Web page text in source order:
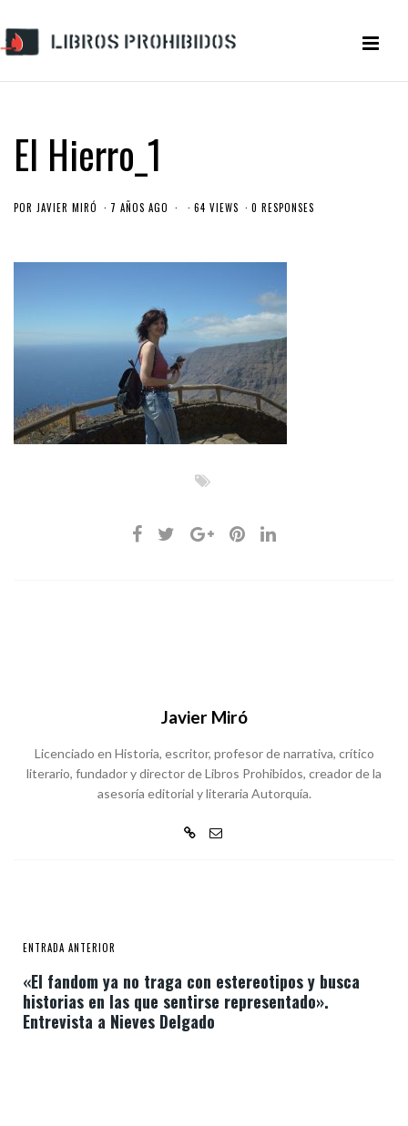
El Hierro_1
POR JAVIER MIRÓ 7 AÑOS AGO 64 VIEWS 0 RESPONSES
Javier Miró
Licenciado en Historia, escritor, profesor de narrativa, crítico
literario, fundador y director de Libros Prohibidos, creador de la
asesoría editorial y literaria Autorquía.
ENTRADA ANTERIOR
«El fandom ya no traga con estereotipos y busca
historias en las que sentirse representado».
Entrevista a Nieves Delgado